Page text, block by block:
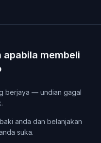
apabila membeli
berjaya — undian gagal
anda dan belanjakan
suka.